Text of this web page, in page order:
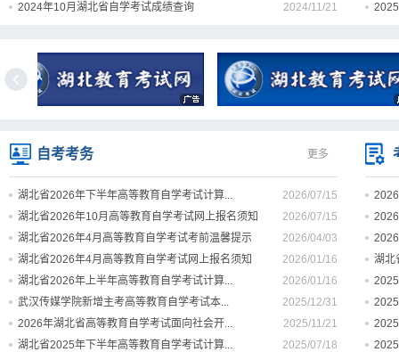
2024/11/21
2024年10月湖北省自学考试成绩查询
自考考务 更多
2026/07/15
湖北省2026年下半年高等教育自学考试计算...
2026/07/15
湖北省2026年10月高等教育自学考试网上报名须知
2026/04/03
湖北省2026年4月高等教育自学考试考前温馨提示
2026/01/16
湖北省2026年4月高等教育自学考试网上报名须知
2026/01/16
湖北省2026年上半年高等教育自学考试计算...
2025/12/31
武汉传媒学院新增主考高等教育自学考试本...
2025/11/21
2026年湖北省高等教育自学考试面向社会开...
2025/07/18
湖北省2025年下半年高等教育自学考试计算...
湖北